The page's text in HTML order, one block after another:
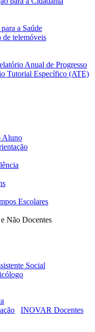
a Saúde
de telemóveis
Anual de Progresso
Tutorial Específico (ATE)
Aluno
Escolares
Não Docentes
Social
INOVAR Docentes